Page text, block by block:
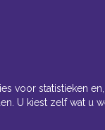
voor statistieken
U kiest zelf wat u